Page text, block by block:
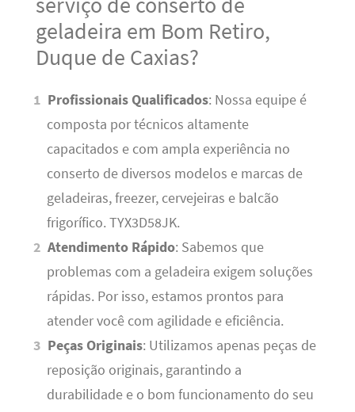
geladeira em Bom Retiro,
Duque de Caxias?
Profissionais Qualificados: Nossa equipe é
composta por técnicos altamente
capacitados e com ampla experiência no
conserto de diversos modelos e marcas de
geladeiras, freezer, cervejeiras e balcão
frigorífico. TYX3D58JK.
Atendimento Rápido: Sabemos que
problemas com a geladeira exigem soluções
rápidas. Por isso, estamos prontos para
atender você com agilidade e eficiência.
Peças Originais: Utilizamos apenas peças de
reposição originais, garantindo a
durabilidade e o bom funcionamento do seu